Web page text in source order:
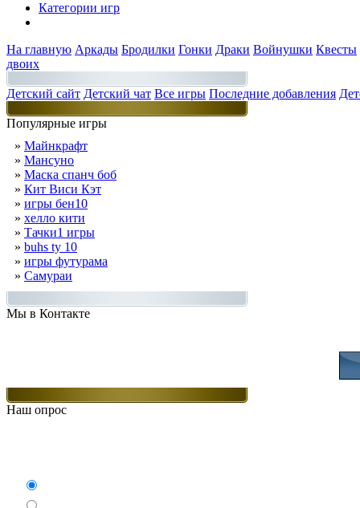
Категории игр
На главную Аркады Бродилки Гонки Драки Войнушки Квесты
двоих
Детский сайт Детский чат Все игры Последние добавления
Популярные игры
» Майнкрафт
» Мансуно
» Маска спанч боб
» Кит Виси Кэт
» игры бен10
» хелло кити
» Тачки1 игры
» buhs ty 10
» игры футурама
» Самураи
Мы в Контакте
Наш опрос